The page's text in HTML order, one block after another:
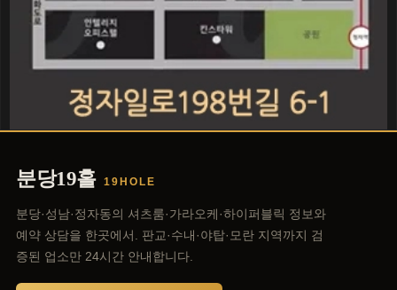
분당19홀 19HOLE
분당·성남·정자동의 셔츠룸·가라오케·하이퍼블릭 정보와
예약 상담을 한곳에서. 판교·수내·야탑·모란 지역까지 검
증된 업소만 24시간 안내합니다.